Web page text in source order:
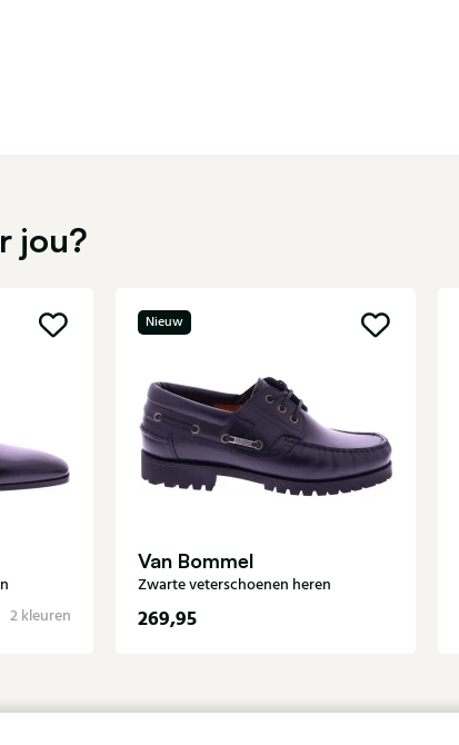
jou?
2 kleuren
Nieuw
Van Bommel
Zwarte veterschoenen heren
269,95